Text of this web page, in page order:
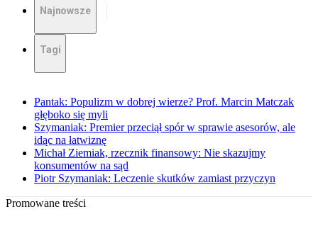
Najnowsze
Tagi
Pantak: Populizm w dobrej wierze? Prof. Marcin Matczak
głęboko się myli
Szymaniak: Premier przeciął spór w sprawie asesorów, ale
idąc na łatwiznę
Michał Ziemiak, rzecznik finansowy: Nie skazujmy
konsumentów na sąd
Piotr Szymaniak: Leczenie skutków zamiast przyczyn
Promowane treści